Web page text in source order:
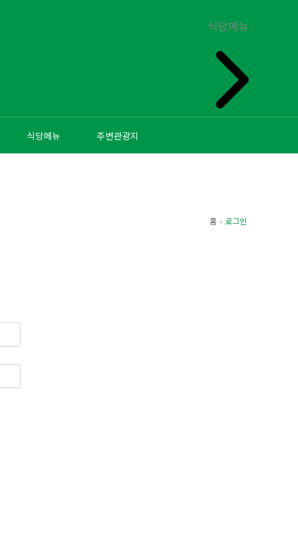
식당메뉴
식당메뉴 주변관광지
홈 로그인